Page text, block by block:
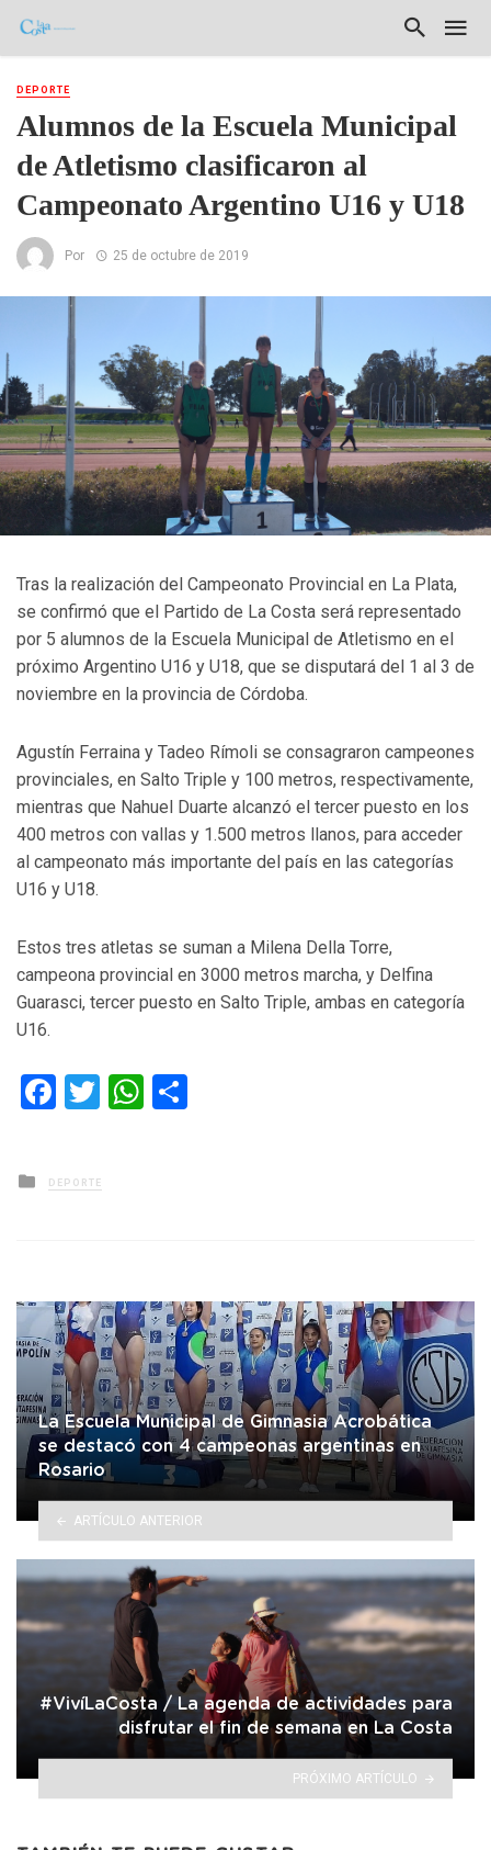
DEPORTE
Alumnos de la Escuela Municipal
de Atletismo clasificaron al
Campeonato Argentino U16 y U18
Por 25 de octubre de 2019
Tras la realización del Campeonato Provincial en La Plata,
se confirmó que el Partido de La Costa será representado
por 5 alumnos de la Escuela Municipal de Atletismo en el
próximo Argentino U16 y U18, que se disputará del 1 al 3 de
noviembre en la provincia de Córdoba.
Agustín Ferraina y Tadeo Rímoli se consagraron campeones
provinciales, en Salto Triple y 100 metros, respectivamente,
mientras que Nahuel Duarte alcanzó el tercer puesto en los
400 metros con vallas y 1.500 metros llanos, para acceder
al campeonato más importante del país en las categorías
U16 y U18.
Estos tres atletas se suman a Milena Della Torre,
campeona provincial en 3000 metros marcha, y Delfina
Guarasci, tercer puesto en Salto Triple, ambas en categoría
U16.
Facebook
TwitterWhatsApp
Posted
in
DEPORTE
La Escuela Municipal de Gimnasia Acrobática
se destacó con 4 campeonas argentinas en
Rosario
ARTÍCULO ANTERIOR
#VivíLaCosta / La agenda de actividades para
disfrutar el fin de semana en La Costa
PRÓXIMO ARTÍCULO